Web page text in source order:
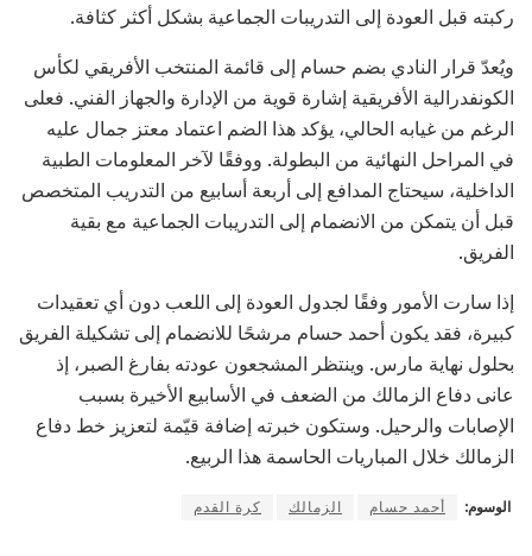
ركبته قبل العودة إلى التدريبات الجماعية بشكل أكثر كثافة.
ويُعدّ قرار النادي بضم حسام إلى قائمة المنتخب الأفريقي لكأس
الكونفدرالية الأفريقية إشارة قوية من الإدارة والجهاز الفني. فعلى
الرغم من غيابه الحالي، يؤكد هذا الضم اعتماد معتز جمال عليه
في المراحل النهائية من البطولة. ووفقًا لآخر المعلومات الطبية
الداخلية، سيحتاج المدافع إلى أربعة أسابيع من التدريب المتخصص
قبل أن يتمكن من الانضمام إلى التدريبات الجماعية مع بقية
الفريق.
إذا سارت الأمور وفقًا لجدول العودة إلى اللعب دون أي تعقيدات
كبيرة، فقد يكون أحمد حسام مرشحًا للانضمام إلى تشكيلة الفريق
بحلول نهاية مارس. وينتظر المشجعون عودته بفارغ الصبر، إذ
عانى دفاع الزمالك من الضعف في الأسابيع الأخيرة بسبب
الإصابات والرحيل. وستكون خبرته إضافة قيّمة لتعزيز خط دفاع
الزمالك خلال المباريات الحاسمة هذا الربيع.
الوسوم: أحمد حسام الزمالك كرة القدم